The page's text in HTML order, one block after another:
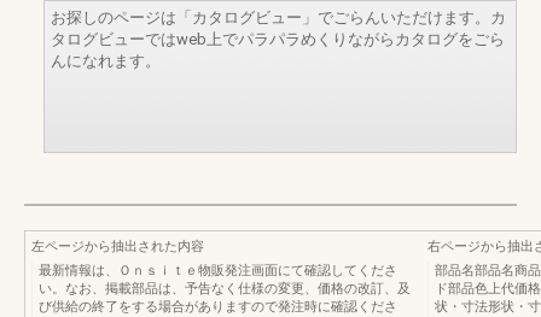
お探しのページは「カタログビュー」でごらんいただけます。カ
タログビューではweb上でパラパラめくりながらカタログをごら
んになれます。
左ページから抽出された内容
最新情報は、Ｏｎｓｉｔｅ物販発注画面にて確認してくださ
い。なお、掲載部品は、予告なく仕様の変更、価格の改訂、及
び供給の終了をする場合がありますので発注時に確認くださ
右ページから抽出
部品名部品名商
ド部品色上代価
状・寸法形状・